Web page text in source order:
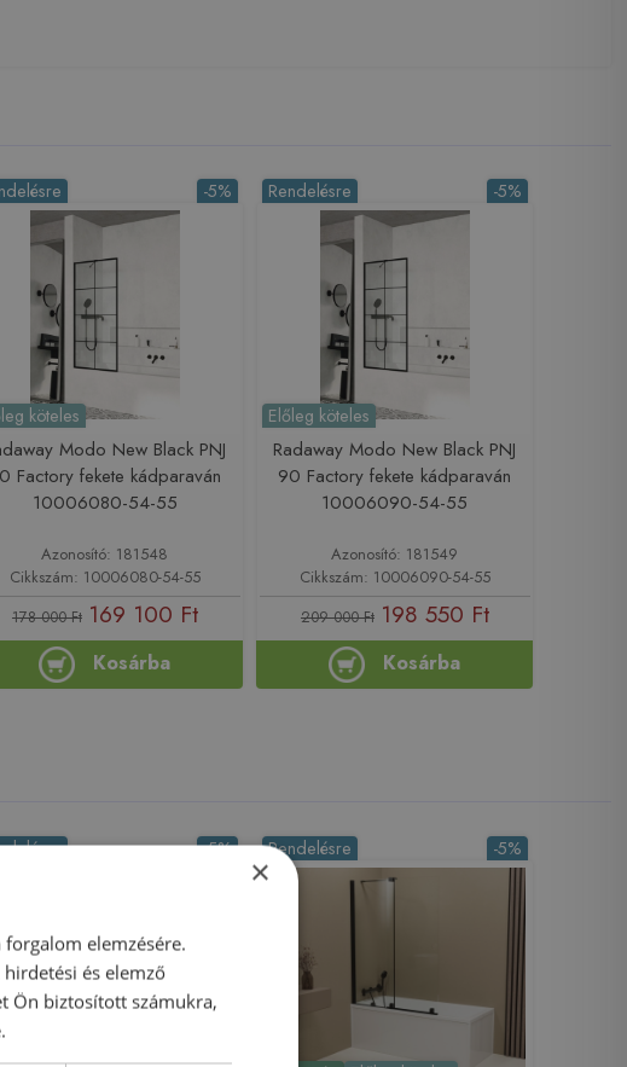
-5%
köteles
Modo New Black PNJ
Factory fekete kádparaván
10006080-54-55
Azonosító: 181548
Cikkszám: 10006080-54-55
178 000 Ft 169 100 Ft
Kosárba
-5%
Rendelésre
Előleg köteles
Radaway Modo New Black PNJ
90 Factory fekete kádparaván
10006090-54-55
Azonosító: 181549
Cikkszám: 10006090-54-55
209 000 Ft 198 550 Ft
Kosárba
-5% -5%
Rendelésre
×
elemzésére.
és elemző
Ön biztosított számukra,